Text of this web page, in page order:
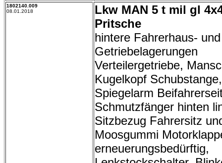
1802140.009
08.01.2018
Lkw MAN 5 t mil gl
Pritsche
hintere Fahrerhaus- und
Getriebelagerungen
Verteilergetriebe,
Kugelkopf Schubstange,
Spiegelarm
Schmutzfänger hinten
Sitzbezug Fahrersitz
Moosgummi
erneuerungsbedürftig,